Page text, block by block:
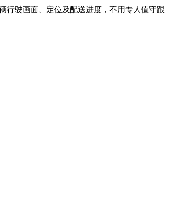
行驶画面、定位及配送进度，不用专人值守跟